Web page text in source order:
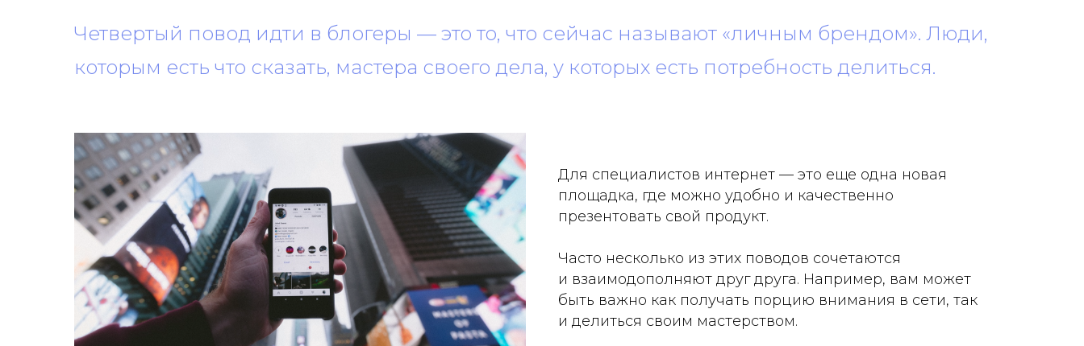
Четвертый повод идти в блогеры — это то, что сейчас называют «личным брендом». Люди,
которым есть что сказать, мастера своего дела, у которых есть потребность делиться.
Для специалистов интернет — это еще одна новая
площадка, где можно удобно и качественно
презентовать свой продукт.
Часто несколько из этих поводов сочетаются
и взаимодополняют друг друга. Например, вам может
быть важно как получать порцию внимания в сети, так
и делиться своим мастерством.